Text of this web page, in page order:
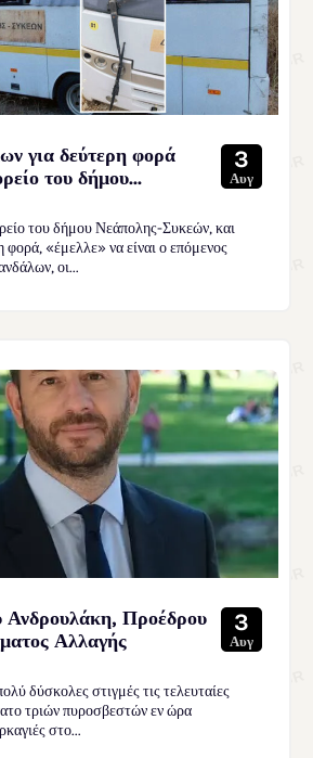
για δεύτερη φορά
του δήμου...
3
Αυγ
του δήμου Νεάπολης-Συκεών, και
φορά, «έμελλε» να είναι ο επόμενος
οι...
Προέδρου
Αλλαγής
3
Αυγ
δύσκολες στιγμές τις τελευταίες
τριών πυροσβεστών εν ώρα
στο...